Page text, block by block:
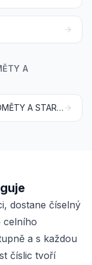
A
UMĚLECKÁ DÍLA, SBĚRATELSKÉ PŘEDMĚTY A STAROŽITNOSTI
dostane číselný
celního
a s každou
číslic tvoří